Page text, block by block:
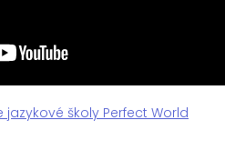
školy Perfect World